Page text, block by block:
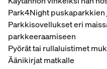
Park4Night
Parkkisovellukset eri
parkkeeraamiseen
Pyörät tai rullaluistimet
Äänikirjat matkalle